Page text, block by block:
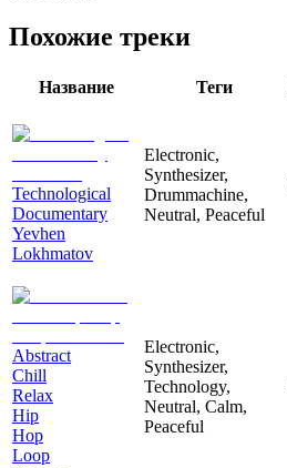
Похожие треки
Название Теги
Technological
Documentary
Yevhen
Lokhmatov
Electronic,
Synthesizer,
Drummachine,
Neutral, Peaceful
Abstract
Chill
Relax
Hip
Hop
Loop
Electronic,
Synthesizer,
Technology,
Neutral, Calm,
Peaceful